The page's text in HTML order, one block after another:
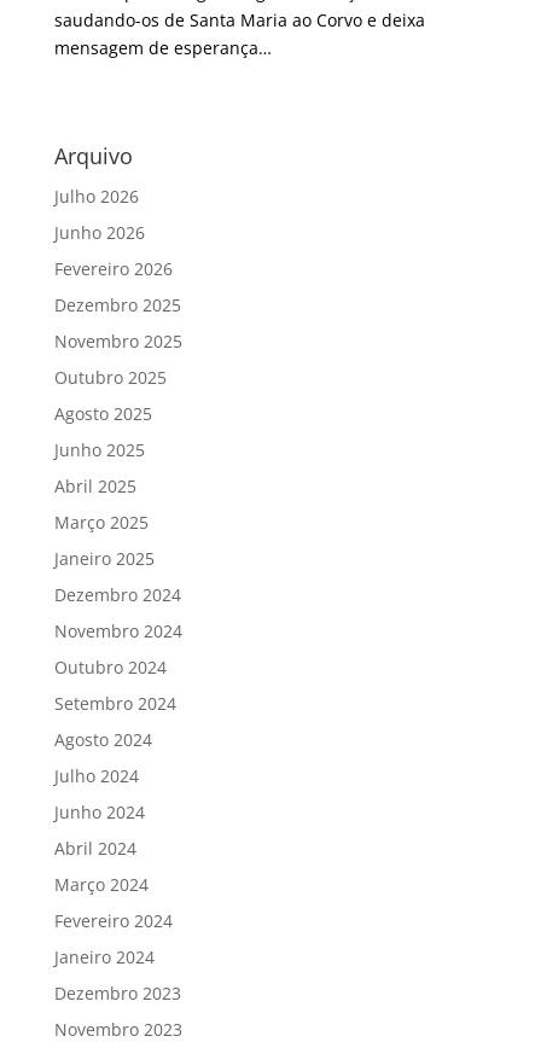
saudando-os de Santa Maria ao Corvo e deixa
mensagem de esperança…
Arquivo
Julho 2026
Junho 2026
Fevereiro 2026
Dezembro 2025
Novembro 2025
Outubro 2025
Agosto 2025
Junho 2025
Abril 2025
Março 2025
Janeiro 2025
Dezembro 2024
Novembro 2024
Outubro 2024
Setembro 2024
Agosto 2024
Julho 2024
Junho 2024
Abril 2024
Março 2024
Fevereiro 2024
Janeiro 2024
Dezembro 2023
Novembro 2023